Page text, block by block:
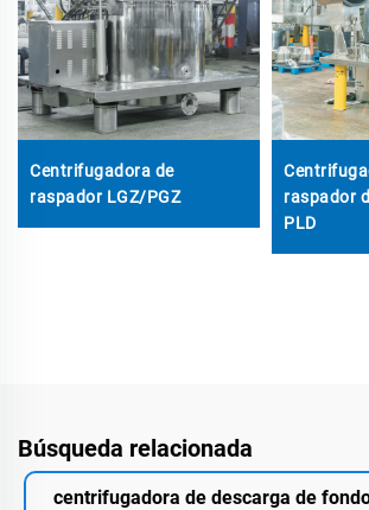
Centrifugadora de
raspador LGZ/PGZ
raspador
PLD
Búsqueda relacionada
centrifugadora de descarga de